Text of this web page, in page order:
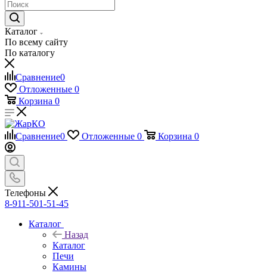
Каталог
По всему сайту
По каталогу
Сравнение0
Отложенные 0
Корзина 0
Сравнение0 Отложенные 0 Корзина 0
Телефоны
8-911-501-51-45
Каталог
Назад
Каталог
Печи
Камины